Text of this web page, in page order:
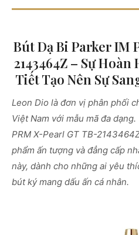
Bút Dạ Bi Parker IM
2143464Z – Sự
Tiết Tạo Nên Sự
Leon Dio là đơn vị phân phối
Việt Nam với mẫu mã đa
PRM X-Pearl GT TB-
phẩm ấn tượng và đẳng cấp
này, dành cho những ai yêu
bút ký mang dấu ấn cá nhân.